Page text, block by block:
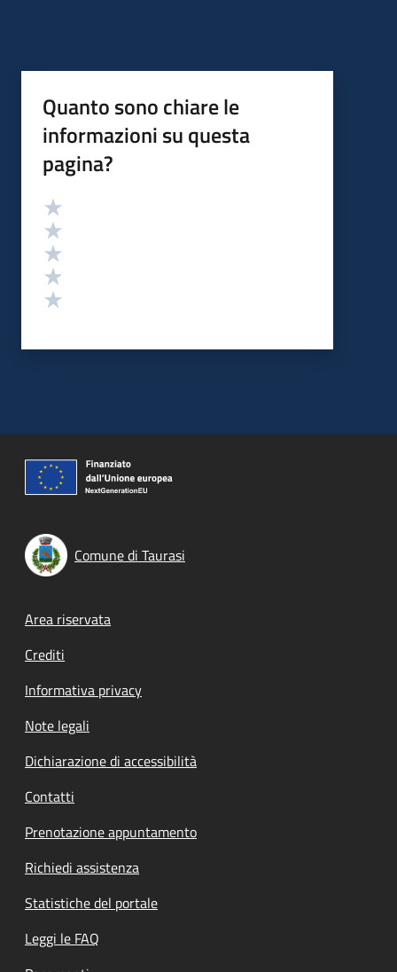
Quanto sono chiare le
informazioni su questa
pagina?
Valutazione
Comune di Taurasi
Footer menu
Area riservata
Crediti
Informativa privacy
Note legali
Dichiarazione di accessibilità
Contatti
Prenotazione appuntamento
Richiedi assistenza
Statistiche del portale
Leggi le FAQ